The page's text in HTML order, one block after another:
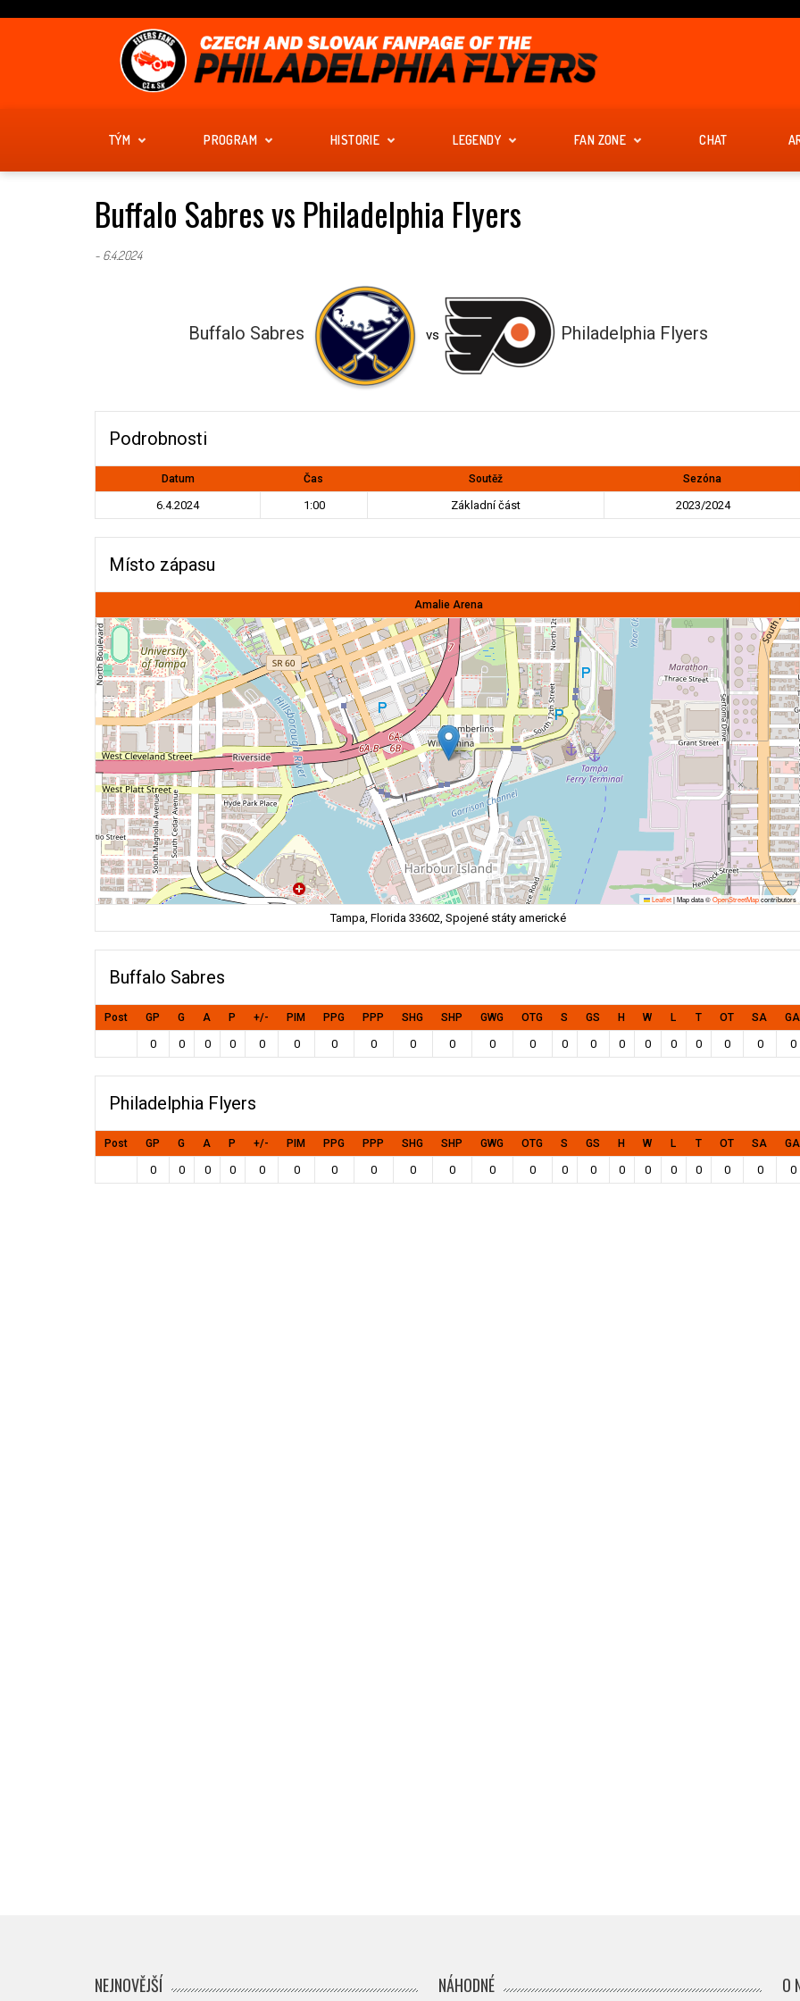
TÝM PROGRAM HISTORIE LEGENDY FAN ZONE CHAT
Buffalo Sabres vs Philadelphia Flyers
- 6.4.2024
Buffalo Sabres vs Philadelphia Flyers
Podrobnosti
Datum Čas Soutěž Sezóna
6.4.2024 1:00 Základní část 2023/2024
Místo zápasu
Amalie Arena
Leaflet|Map data ©OpenStreetMapcontributors
Tampa, Florida 33602, Spojené státy americké
Buffalo Sabres
Post GP G A P +/- PIM PPG PPP SHG SHP GWG OTG S GS H W L T OT SA GA
0 0 0 0 0 0 0 0 0 0 0 0 0 0 0 0 0 0 0 0 0
Philadelphia Flyers
Post GP G A P +/- PIM PPG PPP SHG SHP GWG OTG S GS H W L T OT SA GA
0 0 0 0 0 0 0 0 0 0 0 0 0 0 0 0 0 0 0 0 0
NEJNOVĚJŠÍ NÁHODNÉ O